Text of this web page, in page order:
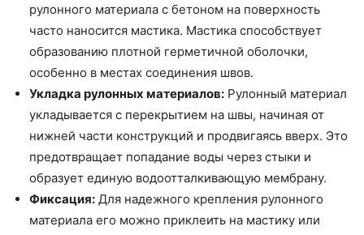
рулонного материала с бетоном на поверхность
часто наносится мастика. Мастика способствует
образованию плотной герметичной оболочки,
особенно в местах соединения швов.
Укладка рулонных материалов: Рулонный материал
укладывается с перекрытием на швы, начиная от
нижней части конструкций и продвигаясь вверх. Это
предотвращает попадание воды через стыки и
образует единую водоотталкивающую мембрану.
Фиксация: Для надежного крепления рулонного
материала его можно приклеить на мастику или